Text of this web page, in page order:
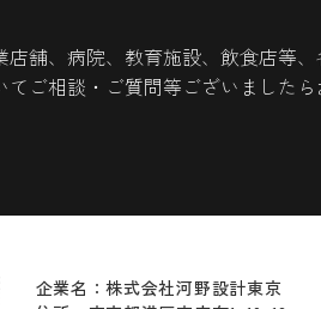
舗、病院、教育施設、飲食店等
ご相談・ご質問等ございましたら
企業名：株式会社河野設計東京